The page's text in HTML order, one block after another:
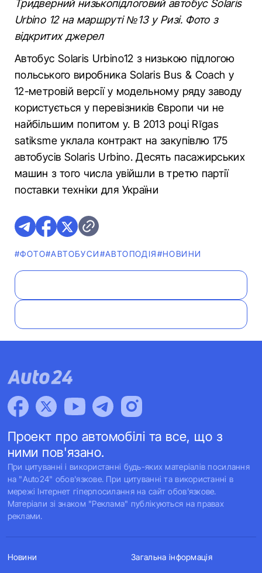
Тридверний низькопідлоговий автобус Solaris
Urbino 12 на маршруті №13 у Ризі. Фото з
відкритих джерел
Автобус Solaris Urbino12 з низькою підлогою
польського виробника Solaris Bus & Coach у
12-метровій версії у модельному ряду заводу
користується у перевізників Європи чи не
найбільшим попитом у. В 2013 році Rīgas
satiksme уклала контракт на закупівлю 175
автобусів Solaris Urbino. Десять пасажирських
машин з того числа увійшли в третю партії
поставки техніки для України
#ФОТО#АВТОБУСИ#АВТОПОДІЯ#НОВИНИ
Проект про автомобілі та все, що з
ними пов'язано.
При цитуванні і використанні будь-яких матеріалів посилання
на "Auto24" обов'язкове. При цитуванні та використанні в
мережі Інтернет гіперпосилання на сайт обов'язкове.
Матеріали зі знаком "Реклама" публікуються на правах
реклами.
Новини Загальна інформація